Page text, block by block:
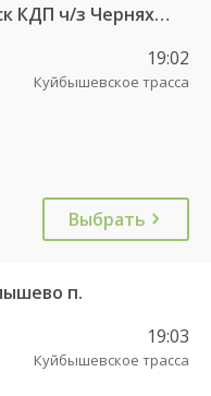
566 Калининград АВ — Озерск КДП ч/з Черняховск АС
19:02
Куйбышевское трасса
Выбрать
п.
19:03
Куйбышевское трасса